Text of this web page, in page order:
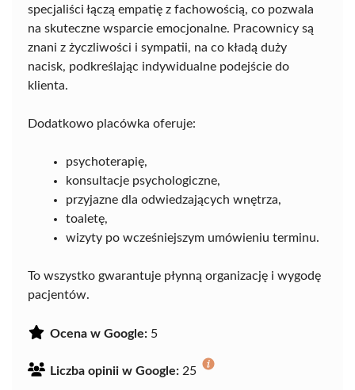
specjaliści łączą empatię z fachowością, co pozwala
na skuteczne wsparcie emocjonalne. Pracownicy są
znani z życzliwości i sympatii, na co kładą duży
nacisk, podkreślając indywidualne podejście do
klienta.
Dodatkowo placówka oferuje:
psychoterapię,
konsultacje psychologiczne,
przyjazne dla odwiedzających wnętrza,
toaletę,
wizyty po wcześniejszym umówieniu terminu.
To wszystko gwarantuje płynną organizację i wygodę
pacjentów.
Ocena w Google: 5
Liczba opinii w Google: 25